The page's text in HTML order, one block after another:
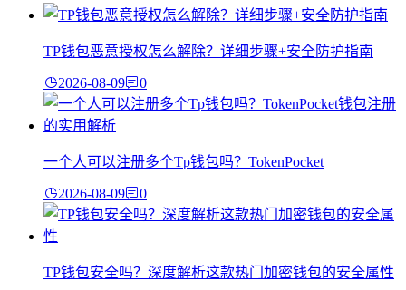
TP钱包恶意授权怎么解除？详细步骤+安全防护指南
2026-08-09 0
一个人可以注册多个Tp钱包吗？TokenPocket
2026-08-09 0
TP钱包安全吗？深度解析这款热门加密钱包的安全属性